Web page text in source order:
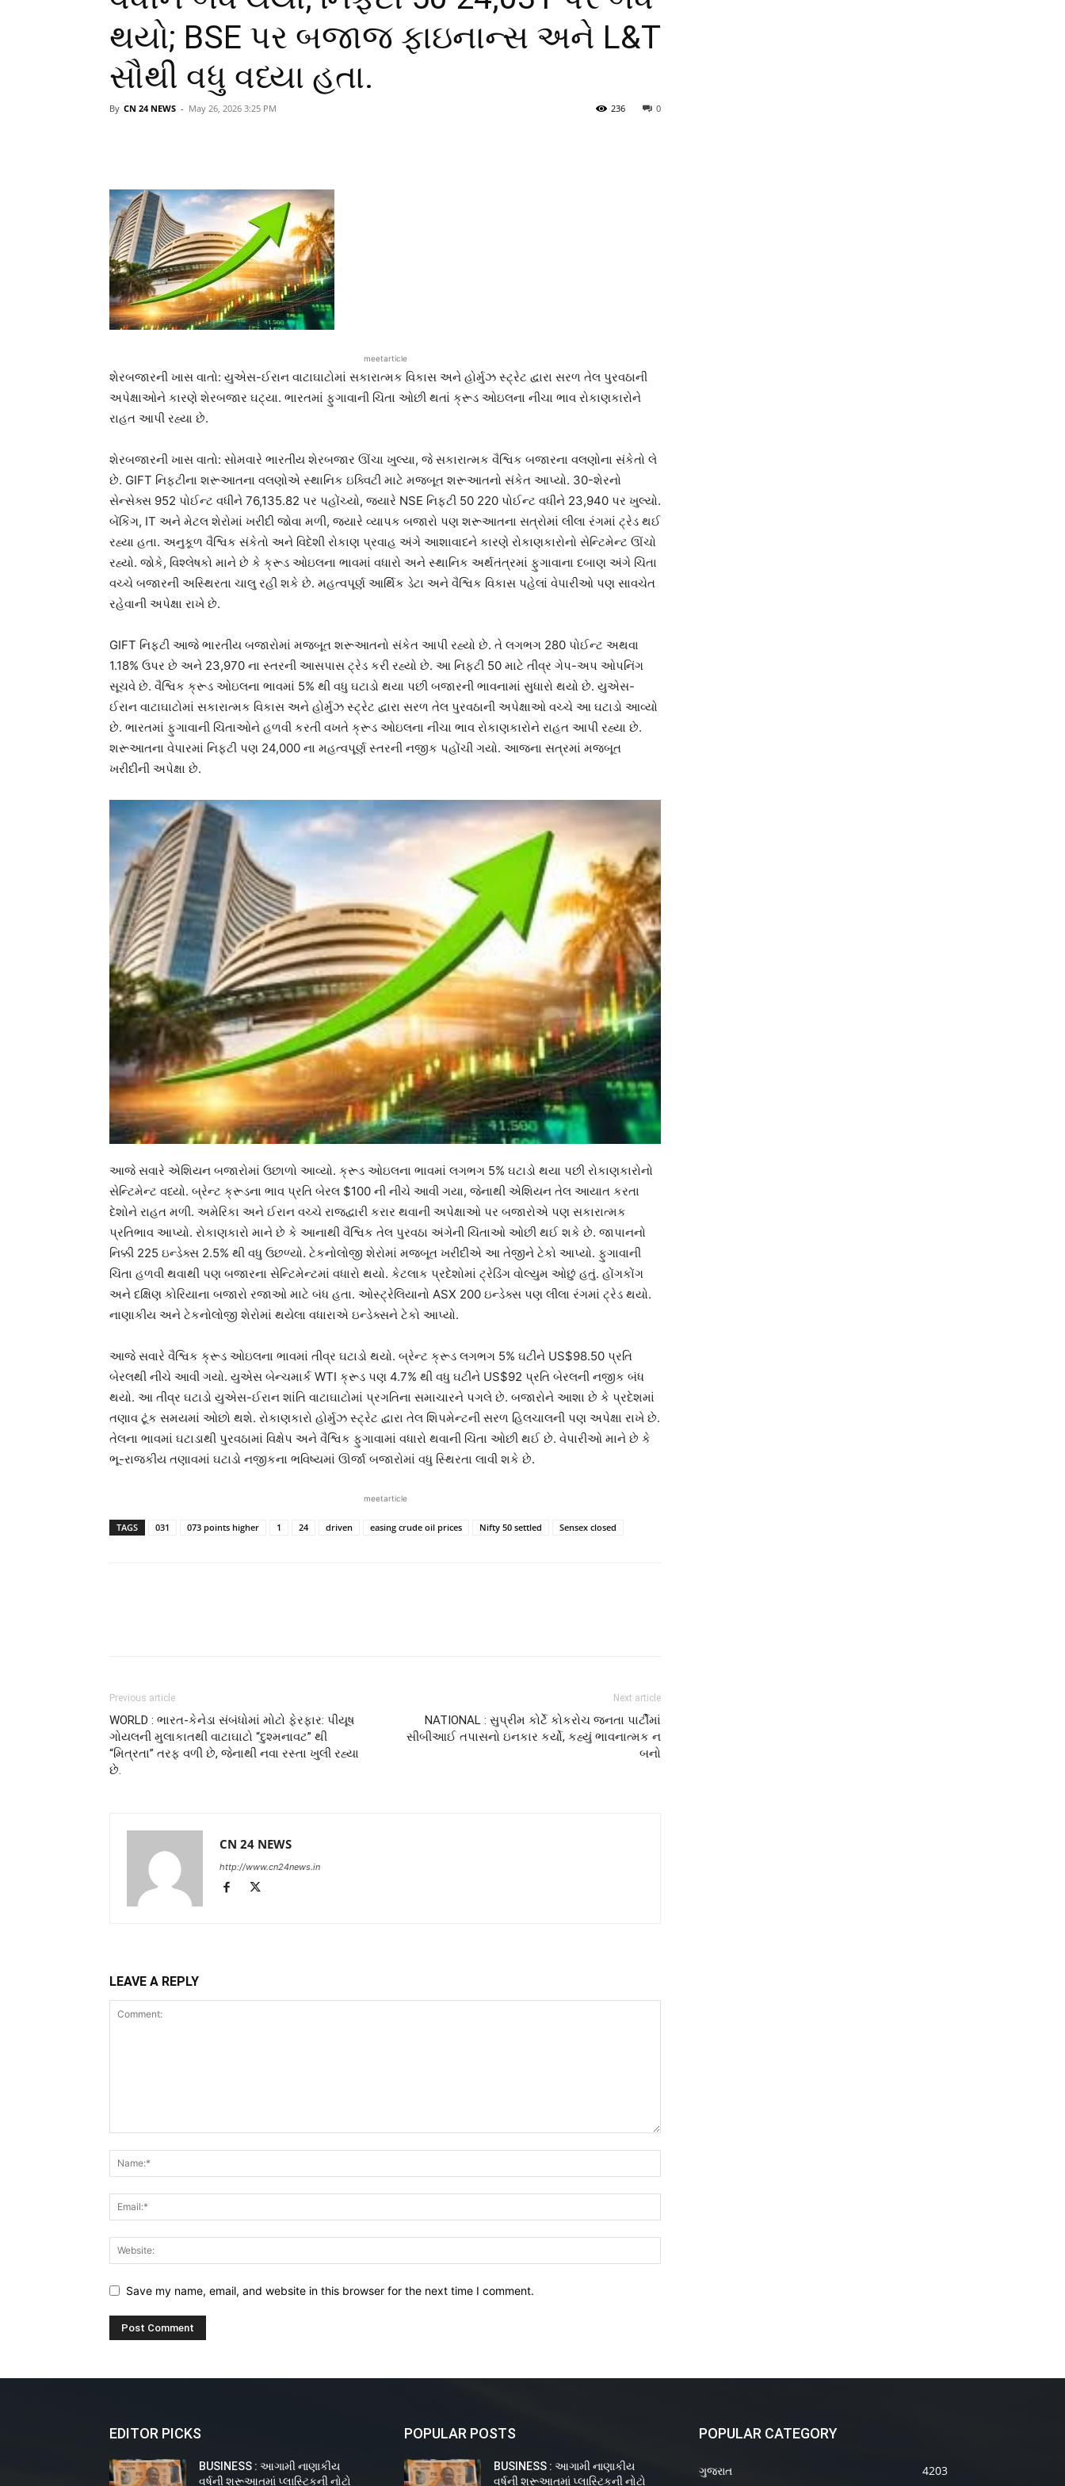
થયો; BSE પર બજાજ ફાઇનાન્સ અને L&T
સૌથી વધુ વધ્યા હતા.
By CN 24 NEWS - May 26, 2026 3:25 PM 0
236
meetarticle
શેરબજારની ખાસ વાતો: યુએસ-ઈરાન વાટાઘાટોમાં સકારાત્મક વિકાસ અને હોર્મુઝ સ્ટ્રેટ દ્વારા સરળ તેલ પુરવઠાની
અપેક્ષાઓને કારણે શેરબજાર ઘટ્યા. ભારતમાં ફુગાવાની ચિંતા ઓછી થતાં ક્રૂડ ઓઇલના નીચા ભાવ રોકાણકારોને
રાહત આપી રહ્યા છે.
શેરબજારની ખાસ વાતો: સોમવારે ભારતીય શેરબજાર ઊંચા ખુલ્યા, જે સકારાત્મક વૈશ્વિક બજારના વલણોના સંકેતો લે
છે. GIFT નિફ્ટીના શરૂઆતના વલણોએ સ્થાનિક ઇક્વિટી માટે મજબૂત શરૂઆતનો સંકેત આપ્યો. 30-શેરનો
સેન્સેક્સ 952 પોઈન્ટ વધીને 76,135.82 પર પહોંચ્યો, જ્યારે NSE નિફ્ટી 50 220 પોઈન્ટ વધીને 23,940 પર ખુલ્યો.
બેંકિંગ, IT અને મેટલ શેરોમાં ખરીદી જોવા મળી, જ્યારે વ્યાપક બજારો પણ શરૂઆતના સત્રોમાં લીલા રંગમાં ટ્રેડ થઈ
રહ્યા હતા. અનુકૂળ વૈશ્વિક સંકેતો અને વિદેશી રોકાણ પ્રવાહ અંગે આશાવાદને કારણે રોકાણકારોનો સેન્ટિમેન્ટ ઊંચો
રહ્યો. જોકે, વિશ્લેષકો માને છે કે ક્રૂડ ઓઇલના ભાવમાં વધારો અને સ્થાનિક અર્થતંત્રમાં ફુગાવાના દબાણ અંગે ચિંતા
વચ્ચે બજારની અસ્થિરતા ચાલુ રહી શકે છે. મહત્વપૂર્ણ આર્થિક ડેટા અને વૈશ્વિક વિકાસ પહેલાં વેપારીઓ પણ સાવચેત
રહેવાની અપેક્ષા રાખે છે.
GIFT નિફ્ટી આજે ભારતીય બજારોમાં મજબૂત શરૂઆતનો સંકેત આપી રહ્યો છે. તે લગભગ 280 પોઈન્ટ અથવા
1.18% ઉપર છે અને 23,970 ના સ્તરની આસપાસ ટ્રેડ કરી રહ્યો છે. આ નિફ્ટી 50 માટે તીવ્ર ગેપ-અપ ઓપનિંગ
સૂચવે છે. વૈશ્વિક ક્રૂડ ઓઇલના ભાવમાં 5% થી વધુ ઘટાડો થયા પછી બજારની ભાવનામાં સુધારો થયો છે. યુએસ-
ઈરાન વાટાઘાટોમાં સકારાત્મક વિકાસ અને હોર્મુઝ સ્ટ્રેટ દ્વારા સરળ તેલ પુરવઠાની અપેક્ષાઓ વચ્ચે આ ઘટાડો આવ્યો
છે. ભારતમાં ફુગાવાની ચિંતાઓને હળવી કરતી વખતે ક્રૂડ ઓઇલના નીચા ભાવ રોકાણકારોને રાહત આપી રહ્યા છે.
શરૂઆતના વેપારમાં નિફ્ટી પણ 24,000 ના મહત્વપૂર્ણ સ્તરની નજીક પહોંચી ગયો. આજના સત્રમાં મજબૂત
ખરીદીની અપેક્ષા છે.
આજે સવારે એશિયન બજારોમાં ઉછાળો આવ્યો. ક્રૂડ ઓઇલના ભાવમાં લગભગ 5% ઘટાડો થયા પછી રોકાણકારોનો
સેન્ટિમેન્ટ વધ્યો. બ્રેન્ટ ક્રૂડના ભાવ પ્રતિ બેરલ $100 ની નીચે આવી ગયા, જેનાથી એશિયન તેલ આયાત કરતા
દેશોને રાહત મળી. અમેરિકા અને ઈરાન વચ્ચે રાજદ્વારી કરાર થવાની અપેક્ષાઓ પર બજારોએ પણ સકારાત્મક
પ્રતિભાવ આપ્યો. રોકાણકારો માને છે કે આનાથી વૈશ્વિક તેલ પુરવઠા અંગેની ચિંતાઓ ઓછી થઈ શકે છે. જાપાનનો
નિક્કી 225 ઇન્ડેક્સ 2.5% થી વધુ ઉછળ્યો. ટેકનોલોજી શેરોમાં મજબૂત ખરીદીએ આ તેજીને ટેકો આપ્યો. ફુગાવાની
ચિંતા હળવી થવાથી પણ બજારના સેન્ટિમેન્ટમાં વધારો થયો. કેટલાક પ્રદેશોમાં ટ્રેડિંગ વોલ્યુમ ઓછું હતું. હોંગકોંગ
અને દક્ષિણ કોરિયાના બજારો રજાઓ માટે બંધ હતા. ઓસ્ટ્રેલિયાનો ASX 200 ઇન્ડેક્સ પણ લીલા રંગમાં ટ્રેડ થયો.
નાણાકીય અને ટેકનોલોજી શેરોમાં થયેલા વધારાએ ઇન્ડેક્સને ટેકો આપ્યો.
આજે સવારે વૈશ્વિક ક્રૂડ ઓઇલના ભાવમાં તીવ્ર ઘટાડો થયો. બ્રેન્ટ ક્રૂડ લગભગ 5% ઘટીને US$98.50 પ્રતિ
બેરલથી નીચે આવી ગયો. યુએસ બેન્ચમાર્ક WTI ક્રૂડ પણ 4.7% થી વધુ ઘટીને US$92 પ્રતિ બેરલની નજીક બંધ
થયો. આ તીવ્ર ઘટાડો યુએસ-ઈરાન શાંતિ વાટાઘાટોમાં પ્રગતિના સમાચારને પગલે છે. બજારોને આશા છે કે પ્રદેશમાં
તણાવ ટૂંક સમયમાં ઓછો થશે. રોકાણકારો હોર્મુઝ સ્ટ્રેટ દ્વારા તેલ શિપમેન્ટની સરળ હિલચાલની પણ અપેક્ષા રાખે છે.
તેલના ભાવમાં ઘટાડાથી પુરવઠામાં વિક્ષેપ અને વૈશ્વિક ફુગાવામાં વધારો થવાની ચિંતા ઓછી થઈ છે. વેપારીઓ માને છે કે
ભૂ-રાજકીય તણાવમાં ઘટાડો નજીકના ભવિષ્યમાં ઊર્જા બજારોમાં વધુ સ્થિરતા લાવી શકે છે.
meetarticle
TAGS 031 073 points higher 1 24 driven easing crude oil prices Nifty 50 settled Sensex closed
Previous article
WORLD : ભારત-કેનેડા સંબંધોમાં મોટો ફેરફાર: પીયૂષ
ગોયલની મુલાકાતથી વાટાઘાટો “દુશ્મનાવટ” થી
“મિત્રતા” તરફ વળી છે, જેનાથી નવા રસ્તા ખુલી રહ્યા
છે.
Next article
NATIONAL : સુપ્રીમ કોર્ટે કોકરોચ જનતા પાર્ટીમાં
સીબીઆઈ તપાસનો ઇનકાર કર્યો, કહ્યું ભાવનાત્મક ન
બનો
CN 24 NEWS
http://www.cn24news.in
LEAVE A REPLY
Save my name, email, and website in this browser for the next time I comment.
EDITOR PICKS
BUSINESS : આગામી નાણાકીય
વર્ષની શરૂઆતમાં પ્લાસ્ટિકની નોટો
POPULAR POSTS
BUSINESS : આગામી નાણાકીય
વર્ષની શરૂઆતમાં પ્લાસ્ટિકની નોટો
POPULAR CATEGORY
ગુજરાત 4203